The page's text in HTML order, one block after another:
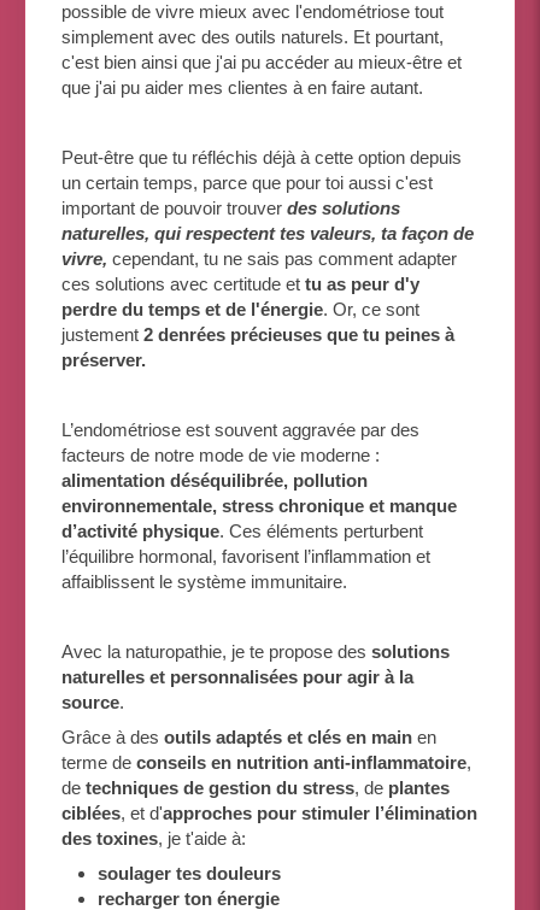
possible de vivre mieux avec l'endométriose tout
simplement avec des outils naturels. Et pourtant,
c'est bien ainsi que j'ai pu accéder au mieux-être et
que j'ai pu aider mes clientes à en faire autant.
Peut-être que tu réfléchis déjà à cette option depuis
un certain temps, parce que pour toi aussi c'est
important de pouvoir trouver des solutions
naturelles, qui respectent tes valeurs, ta façon de
vivre, cependant, tu ne sais pas comment adapter
ces solutions avec certitude et tu as peur d'y
perdre du temps et de l'énergie. Or, ce sont
justement 2 denrées précieuses que tu peines à
préserver.
L’endométriose est souvent aggravée par des
facteurs de notre mode de vie moderne :
alimentation déséquilibrée, pollution
environnementale, stress chronique et manque
d’activité physique. Ces éléments perturbent
l’équilibre hormonal, favorisent l’inflammation et
affaiblissent le système immunitaire.
Avec la naturopathie, je te propose des solutions
naturelles et personnalisées pour agir à la
source.
Grâce à des outils adaptés et clés en main en
terme de conseils en nutrition anti-inflammatoire,
de techniques de gestion du stress, de plantes
ciblées, et d'approches pour stimuler l’élimination
des toxines, je t'aide à:
soulager tes douleurs
recharger ton énergie